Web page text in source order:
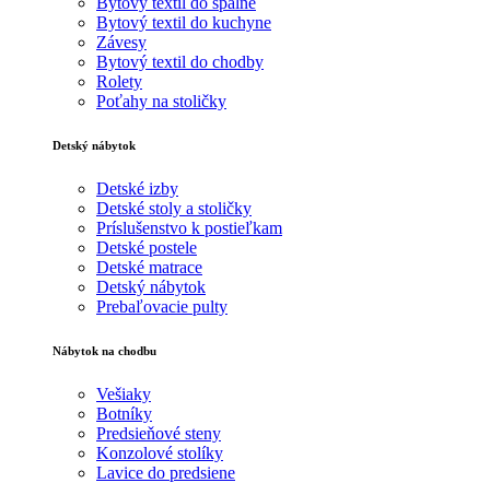
Bytový textil do kuchyne
Závesy
Bytový textil do chodby
Rolety
Poťahy na stoličky
Detský nábytok
Detské izby
Detské stoly a stoličky
Príslušenstvo k postieľkam
Detské postele
Detské matrace
Detský nábytok
Prebaľovacie pulty
Nábytok na chodbu
Vešiaky
Botníky
Predsieňové steny
Konzolové stolíky
Lavice do predsiene